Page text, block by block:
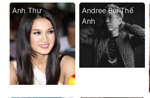
Anh Thư
Andree Bùi Thế
Anh